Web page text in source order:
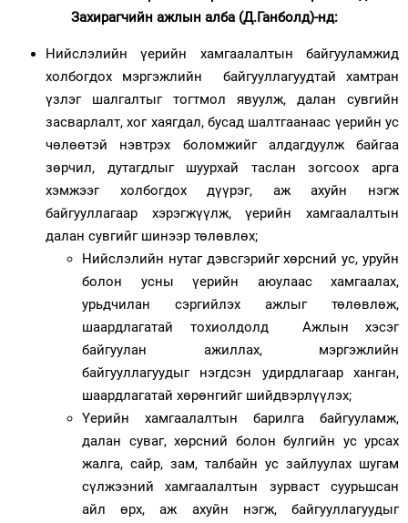
Захирагчийн ажлын алба (Д.Ганболд)-нд:
Нийслэлийн үерийн хамгаалалтын байгууламжид
холбогдох мэргэжлийн байгууллагуудтай хамтран
үзлэг шалгалтыг тогтмол явуулж, далан сувгийн
засварлалт, хог хаягдал, бусад шалтгаанаас үерийн ус
чөлөөтэй нэвтрэх боломжийг алдагдуулж байгаа
зөрчил, дутагдлыг шуурхай таслан зогсоох арга
хэмжээг холбогдох дүүрэг, аж ахуйн нэгж
байгууллагаар хэрэгжүүлж, үерийн хамгаалалтын
далан сувгийг шинээр төлөвлөх;
Нийслэлийн нутаг дэвсгэрийг хөрсний ус, уруйн
болон усны үерийн аюулаас хамгаалах,
урьдчилан сэргийлэх ажлыг төлөвлөж,
шаардлагатай тохиолдолд Ажлын хэсэг
байгуулан ажиллах, мэргэжлийн
байгууллагуудыг нэгдсэн удирдлагаар ханган,
шаардлагатай хөрөнгийг шийдвэрлүүлэх;
Үерийн хамгаалалтын барилга байгууламж,
далан суваг, хөрсний болон булгийн ус урсах
жалга, сайр, зам, талбайн ус зайлуулах шугам
сүлжээний хамгаалалтын зурваст суурьшсан
айл өрх, аж ахуйн нэгж, байгууллагуудыг